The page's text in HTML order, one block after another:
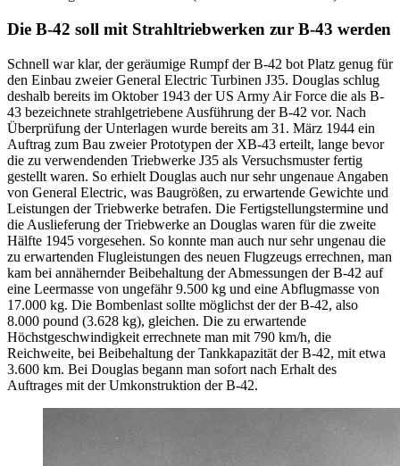
Die B-42 soll mit Strahltriebwerken zur B-43 werden
Schnell war klar, der geräumige Rumpf der B-42 bot Platz genug für
den Einbau zweier General Electric Turbinen J35. Douglas schlug
deshalb bereits im Oktober 1943 der US Army Air Force die als B-
43 bezeichnete strahlgetriebene Ausführung der B-42 vor. Nach
Überprüfung der Unterlagen wurde bereits am 31. März 1944 ein
Auftrag zum Bau zweier Prototypen der XB-43 erteilt, lange bevor
die zu verwendenden Triebwerke J35 als Versuchsmuster fertig
gestellt waren. So erhielt Douglas auch nur sehr ungenaue Angaben
von General Electric, was Baugrößen, zu erwartende Gewichte und
Leistungen der Triebwerke betrafen. Die Fertigstellungstermine und
die Auslieferung der Triebwerke an Douglas waren für die zweite
Hälfte 1945 vorgesehen. So konnte man auch nur sehr ungenau die
zu erwartenden Flugleistungen des neuen Flugzeugs errechnen, man
kam bei annähernder Beibehaltung der Abmessungen der B-42 auf
eine Leermasse von ungefähr 9.500 kg und eine Abflugmasse von
17.000 kg. Die Bombenlast sollte möglichst der der B-42, also
8.000 pound (3.628 kg), gleichen. Die zu erwartende
Höchstgeschwindigkeit errechnete man mit 790 km/h, die
Reichweite, bei Beibehaltung der Tankkapazität der B-42, mit etwa
3.600 km. Bei Douglas begann man sofort nach Erhalt des
Auftrages mit der Umkonstruktion der B-42.